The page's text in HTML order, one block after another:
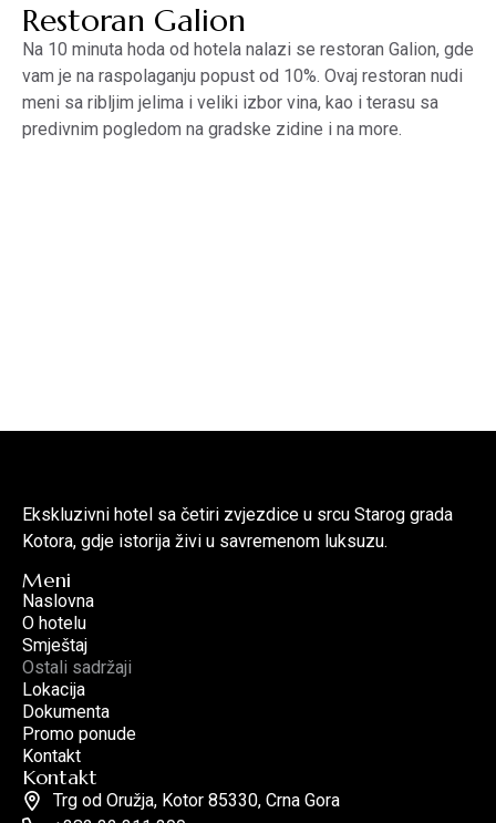
Restoran Galion
Na 10 minuta hoda od hotela nalazi se restoran Galion, gde
vam je na raspolaganju popust od 10%. Ovaj restoran nudi
meni sa ribljim jelima i veliki izbor vina, kao i terasu sa
predivnim pogledom na gradske zidine i na more.
Ekskluzivni hotel sa četiri zvjezdice u srcu Starog grada
Kotora, gdje istorija živi u savremenom luksuzu.
Meni
Naslovna
O hotelu
Smještaj
Ostali sadržaji
Lokacija
Dokumenta
Promo ponude
Kontakt
Kontakt
Trg od Oružja, Kotor 85330, Crna Gora